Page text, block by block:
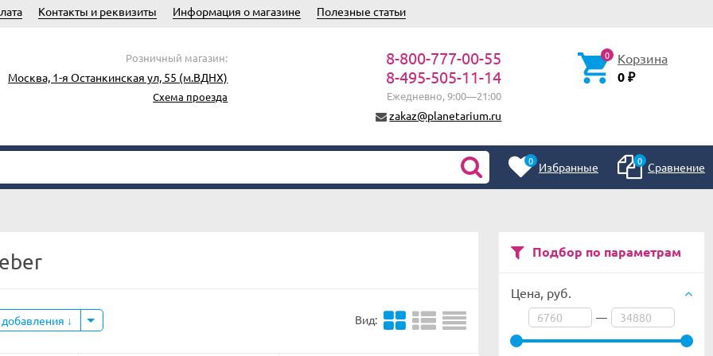
Контакты и реквизиты Информация о магазине Полезные статьи
Розничный магазин:
Москва, 1-я Останкинская ул, 55 (м.ВДНХ)
Схема проезда
8-800-777-00-55
8-495-505-11-14
Ежедневно, 9:00—21:00
zakaz@planetarium.ru
0 Корзина
0 ₽
0 Избранные 0 Сравнение
Подбор по параметрам
Цена, руб.
—
добавления Вид: